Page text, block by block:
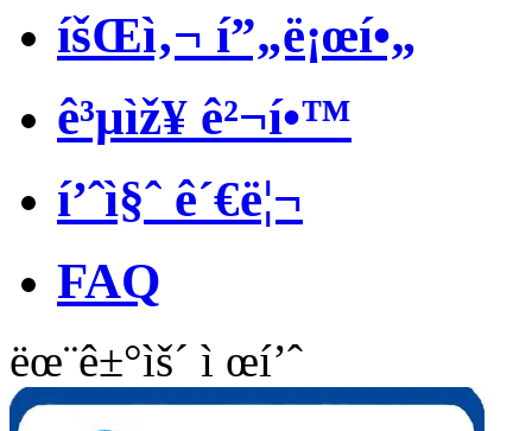
íšŒì‚¬ í”„ë¡œí•„
ê³µìž¥ ê²¬í•™
í’ˆì§ˆ ê´€ë¦¬
FAQ
ëœ¨ê±°ìš´ ì œí’ˆ